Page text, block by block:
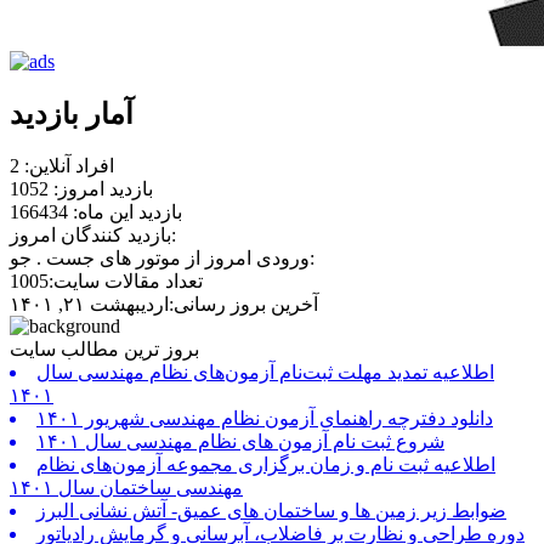
آمار بازدید
افراد آنلاین: 2
بازدید امروز: 1052
بازدید این ماه: 166434
بازدید کنندگان امروز:
ورودی امروز از موتور های جست . جو:
تعداد مقالات سایت:1005
آخرین بروز رسانی:اردیبهشت ۲۱, ۱۴۰۱
بروز ترین مطالب سایت
اطلاعیه تمدید مهلت ثبت‌نام آزمون‌های نظام مهندسی سال
۱۴۰۱
دانلود دفترچه راهنمای آزمون نظام مهندسی شهریور ۱۴۰۱
شروع ثبت نام آزمون های نظام مهندسی سال ۱۴۰۱
اطلاعیه ثبت نام و زمان برگزاری مجموعه آزمون‌های نظام
مهندسی ساختمان سال ۱۴۰۱
ضوابط زیر زمین ها و ساختمان های عمیق- آتش نشانی البرز
دوره طراحی و نظارت بر فاضلاب، آبرسانی و گرمایش رادیاتور